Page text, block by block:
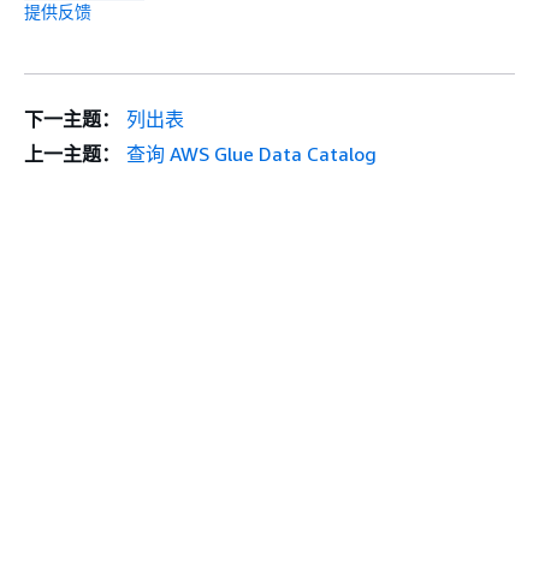
提供反馈
下一主题：
列出表
上一主题：
查询 AWS Glue Data Catalog